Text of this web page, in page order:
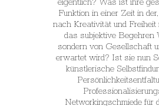
eigentlich? Was ist ihre
Funktion in einer Zeit in
nach Kreativität und Freiheit
das subjektive Begehren
sondern von Gesellschaft
erwartet wird? Ist sie nun
künstlerische
Networkingschmiede für